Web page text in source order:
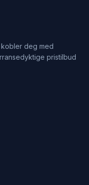
deg med
pristilbud